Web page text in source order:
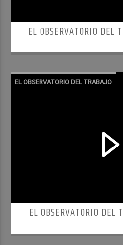
EL OBSERVATORIO DEL
EL OBSERVATORIO DEL TRABAJO
EL OBSERVATORIO DEL